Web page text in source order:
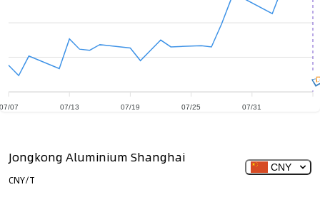
07 07/13 07/19 07/25 07/31
Jongkong Aluminium Shanghai
CNY/T
CNY